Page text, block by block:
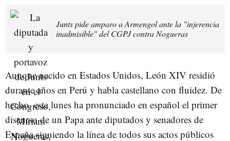
Junts pide amparo a Armengol ante la "injerencia
inadmisible" del CGPJ contra Nogueras
Aunque nacido en Estados Unidos, León XIV residió
durante años en Perú y habla castellano con fluidez. De
hecho, este lunes ha pronunciado en español el primer
discurso de un Papa ante diputados y senadores de
España siguiendo la línea de todos sus actos públicos